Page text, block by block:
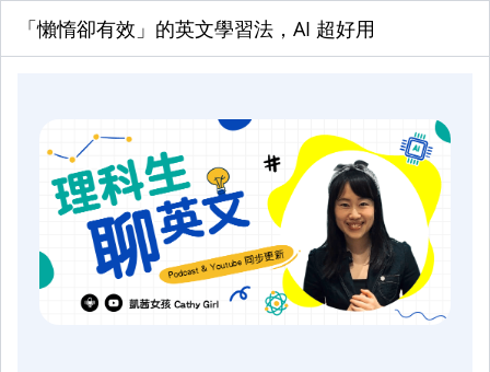
「懶惰卻有效」的英文學習法，AI 超好用